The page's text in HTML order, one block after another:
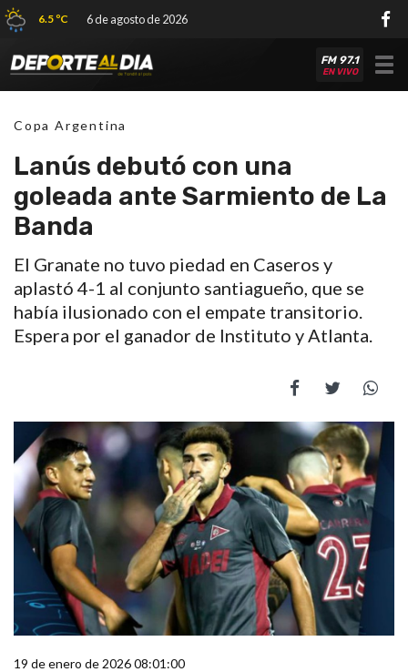
6.5 ºC 6 de agosto de 2026
FM 97.1
EN VIVO
Copa Argentina
Lanús debutó con una
goleada ante Sarmiento de La
Banda
El Granate no tuvo piedad en Caseros y
aplastó 4-1 al conjunto santiagueño, que se
había ilusionado con el empate transitorio.
Espera por el ganador de Instituto y Atlanta.
19 de enero de 2026 08:01:00